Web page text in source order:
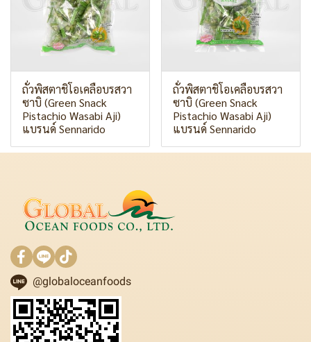
ถั่วพิสตาชิโอเคลือบรสวา
ซาบิ (Green Snack
Pistachio Wasabi Aji)
แบรนด์ Sennarido
ถั่วพิสตาชิโอเคลือบรสวา
ซาบิ (Green Snack
Pistachio Wasabi Aji)
แบรนด์ Sennarido
@globaloceanfoods